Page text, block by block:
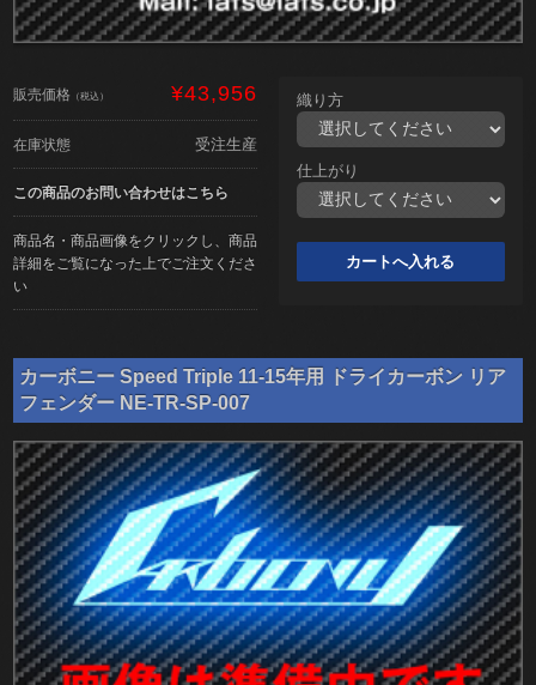
販売価格 （税込） ¥43,956
在庫状態 受注生産
この商品のお問い合わせはこちら
商品名・商品画像をクリックし、商品
詳細をご覧になった上でご注文くださ
い
織り方
仕上がり
カーボニー Speed Triple 11-15年用 ドライカーボン リア
フェンダー NE-TR-SP-007